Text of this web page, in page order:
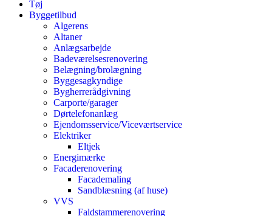
Tøj
Byggetilbud
Algerens
Altaner
Anlægsarbejde
Badeværelsesrenovering
Belægning/brolægning
Byggesagkyndige
Bygherrerådgivning
Carporte/garager
Dørtelefonanlæg
Ejendomsservice/Viceværtservice
Elektriker
Eltjek
Energimærke
Facaderenovering
Facademaling
Sandblæsning (af huse)
VVS
Faldstammerenovering